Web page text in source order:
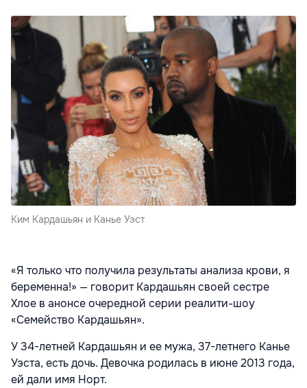
Ким Кардашьян и Канье Уэст
«Я только что получила результаты анализа крови, я
беременна!» — говорит Кардашьян своей сестре
Хлое в анонсе очередной серии реалити-шоу
«Семейство Кардашьян».
У 34-летней Кардашьян и ее мужа, 37-летнего Канье
Уэста, есть дочь. Девочка родилась в июне 2013 года,
ей дали имя Норт.